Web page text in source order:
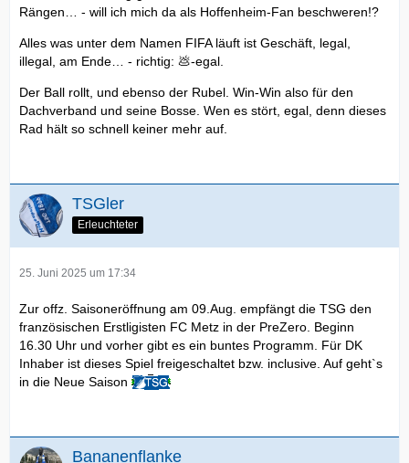
Rängen… - will ich mich da als Hoffenheim-Fan beschweren!?
Alles was unter dem Namen FIFA läuft ist Geschäft, legal,
illegal, am Ende… - richtig: 💩-egal.
Der Ball rollt, und ebenso der Rubel. Win-Win also für den
Dachverband und seine Bosse. Wen es stört, egal, denn dieses
Rad hält so schnell keiner mehr auf.
TSGler
Erleuchteter
25. Juni 2025 um 17:34
Zur offz. Saisoneröffnung am 09.Aug. empfängt die TSG den
französischen Erstligisten FC Metz in der PreZero. Beginn
16.30 Uhr und vorher gibt es ein buntes Programm. Für DK
Inhaber ist dieses Spiel freigeschaltet bzw. inclusive. Auf geht`s
in die Neue Saison
Bananenflanke